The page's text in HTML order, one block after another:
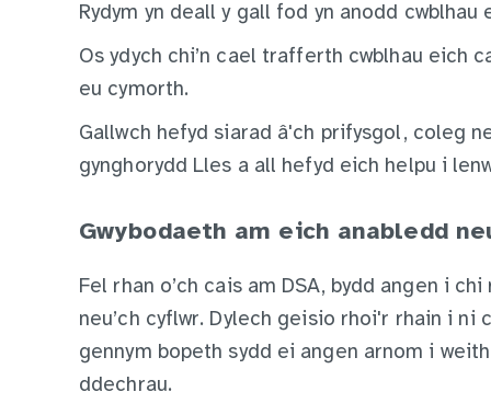
Rydym yn deall y gall fod yn anodd cwblhau
Os ydych chi’n cael trafferth cwblhau eich
eu cymorth.
Gallwch hefyd siarad â'ch prifysgol, coleg
gynghorydd Lles a all hefyd eich helpu i
Gwybodaeth am eich anabledd
Fel rhan o’ch cais am DSA, bydd angen i
neu’ch cyflwr. Dylech geisio rhoi'r rhain i ni
gennym bopeth sydd ei angen arnom i
ddechrau.